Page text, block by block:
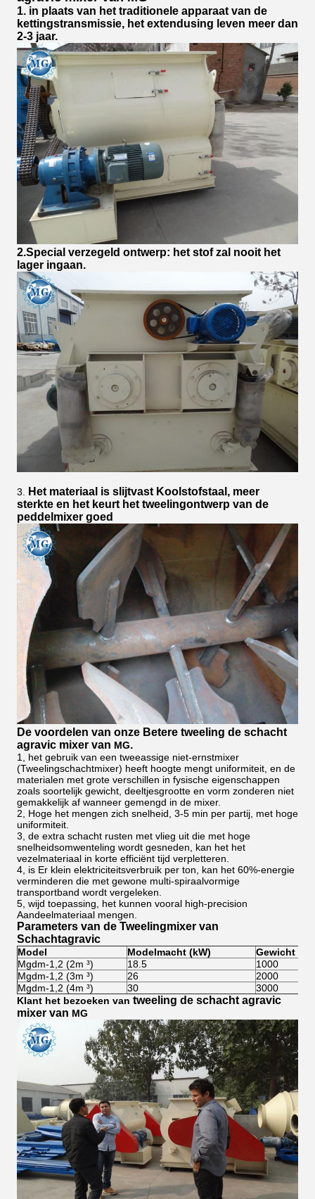
1. in plaats van het traditionele apparaat van de
kettingstransmissie, het extendusing leven meer dan
2-3 jaar.
2.Special verzegeld ontwerp: het stof zal nooit het
lager ingaan.
3.
Het materiaal is slijtvast Koolstofstaal, meer
sterkte en het keurt het tweelingontwerp van de
peddelmixer goed
De voordelen van onze Betere tweeling de schacht
agravic mixer van MG.
1, het gebruik van een tweeassige niet-ernstmixer
(Tweelingschachtmixer) heeft hoogte mengt uniformiteit, en de
materialen met grote verschillen in fysische eigenschappen
zoals soortelijk gewicht, deeltjesgrootte en vorm zonderen niet
gemakkelijk af wanneer gemengd in de mixer.
2, Hoge het mengen zich snelheid, 3-5 min per partij, met hoge
uniformiteit.
3, de extra schacht rusten met vlieg uit die met hoge
snelheidsomwenteling wordt gesneden, kan het het
vezelmateriaal in korte efficiënt tijd verpletteren.
4, is Er klein elektriciteitsverbruik per ton, kan het 60%-energie
verminderen die met gewone multi-spiraalvormige
transportband wordt vergeleken.
5, wijd toepassing, het kunnen vooral high-precision
Aandeelmateriaal mengen.
Parameters van de Tweelingmixer van
Schachtagravic
Model Modelmacht (kW)
Gewicht
Mgdm-1,2 (2m ³)
18.5
1000
Mgdm-1,2 (3m ³)
26
2000
Mgdm-1,2 (4m ³)
30
3000
Klant het bezoeken van tweeling de schacht agravic
mixer van MG